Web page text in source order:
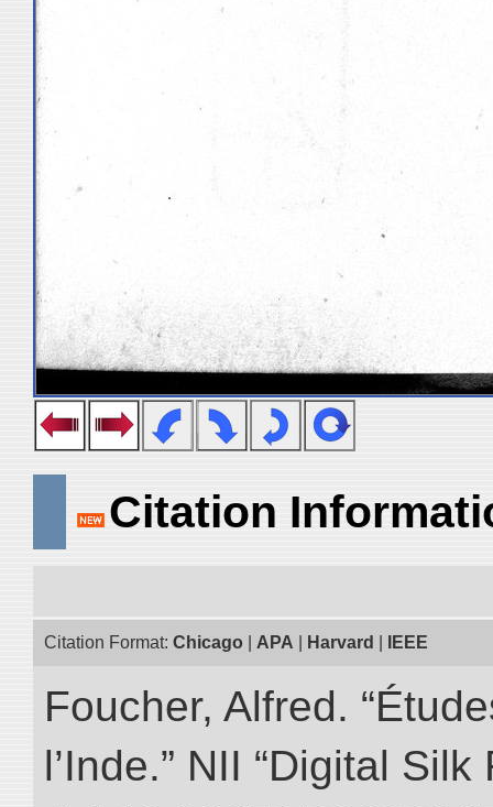
Citation
Citation Format: Chicago APA Harvard IEEE
Foucher, Alfred.
l’Inde.” NII “Digital